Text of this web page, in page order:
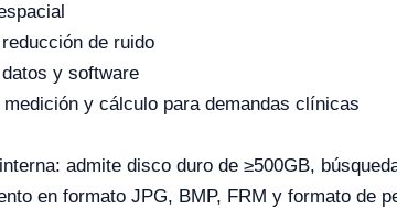
de ruido
y software
y cálculo para demandas clínicas
admite disco duro de ≥500GB,
en formato JPG, BMP, FRM y formato de